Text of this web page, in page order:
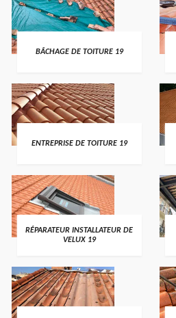
BÂCHAGE DE TOITURE 19
ENTREPRISE DE TOITURE 19
RÉPARATEUR INSTALLATEUR DE
VELUX 19